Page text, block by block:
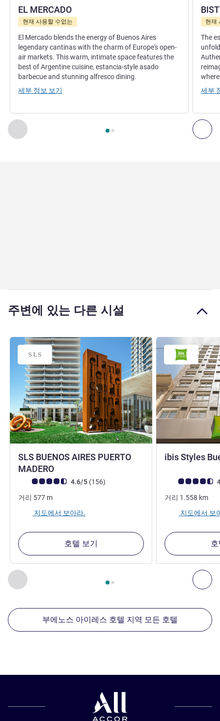
이전 - 레스토랑 다
2/ 페이지 , 레스토랑 1 : EL MERCADO , 레스토랑 2 : BISTRÓ
EL MERCADO
현재 사용할 수없는
El Mercado blends the energy of Buenos Aires
legendary cantinas with the charm of Europe's open-
air markets. This warm, intimate space features the
best of Argentine cuisine, estancia-style asado
barbecue and stunning alfresco dining.
세부 정보 보기
현재
The
세부
주변에 있는 다른 시설
이전 - 주변에 있는 다른 시설 다
2/ 페이지 , 주변에 있는 다른 시설 1 :, 주변에 있는 다른 시
SLS BUENOS AIRES PUERTO
MADERO
고객 평점 (ALL 평가)
4.6/5 (156리뷰
)
거리 577 m
지도에서 보아라.
호텔 보기
ibis Styles
고객 평점 (ALL 평
거리 1.558 km
지도에서 보
부에노스 아이레스 호텔 지역 모든 호텔